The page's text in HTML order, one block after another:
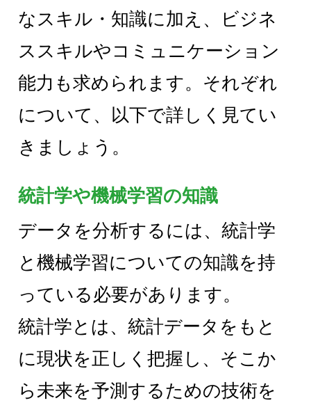
なスキル・知識に加え、ビジネ
ススキルやコミュニケーション
能力も求められます。それぞれ
について、以下で詳しく見てい
きましょう。
統計学や機械学習の知識
データを分析するには、統計学
と機械学習についての知識を持
っている必要があります。
統計学とは、統計データをもと
に現状を正しく把握し、そこか
ら未来を予測するための技術を